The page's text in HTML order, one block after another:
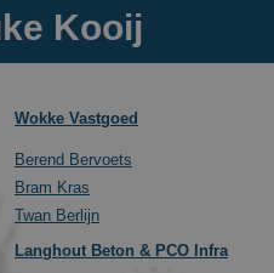
Wokke Vastgoed
Berend Bervoets
Bram Kras
Twan Berlijn
Langhout Beton & PCO Infra